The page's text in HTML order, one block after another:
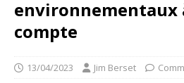
environnementaux
compte
13/04/2023 Jim Berset